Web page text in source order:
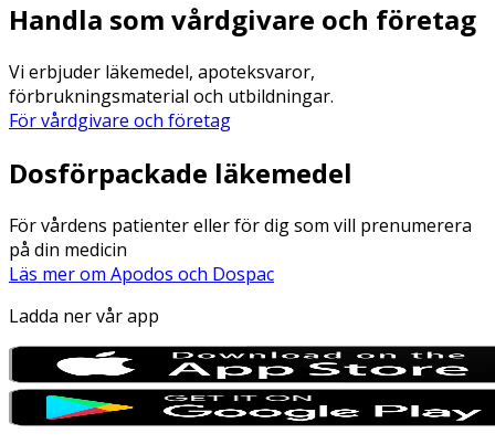
Handla som vårdgivare och företag
Vi erbjuder läkemedel, apoteksvaror,
förbrukningsmaterial och utbildningar.
För vårdgivare och företag
Dosförpackade läkemedel
För vårdens patienter eller för dig som vill prenumerera
på din medicin
Läs mer om Apodos och Dospac
Ladda ner vår app